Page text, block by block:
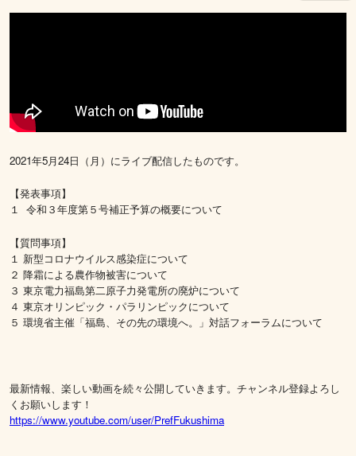
2021年5月24日（月）にライブ配信したものです。
【発表事項】
１ 令和３年度第５号補正予算の概要について
【質問事項】
１ 新型コロナウイルス感染症について
２ 降霜による農作物被害について
３ 東京電力福島第二原子力発電所の廃炉について
４ 東京オリンピック・パラリンピックについて
５ 環境省主催「福島、その先の環境へ。」対話フォーラムについて
最新情報、楽しい動画を続々公開していきます。チャンネル登録よろし
くお願いします！
https://www.youtube.com/user/PrefFukushima